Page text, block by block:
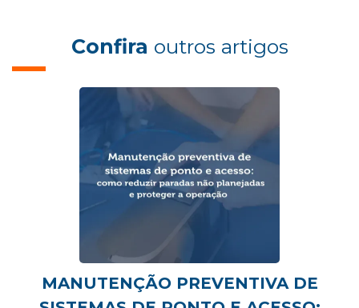
Confira outros artigos
MANUTENÇÃO PREVENTIVA DE